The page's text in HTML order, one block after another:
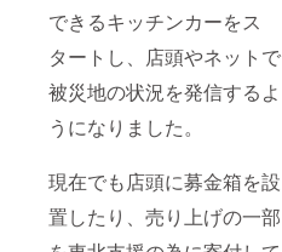
できるキッチンカーをス
タートし、店頭やネットで
被災地の状況を発信するよ
うになりました。
現在でも店頭に募金箱を設
置したり、売り上げの一部